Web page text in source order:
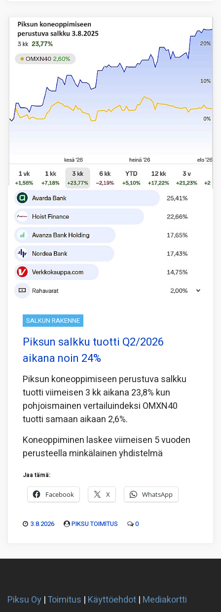
SALKUN RAKENNE
Piksun salkku tuotti Q2/2026
aikana noin 24%
Piksun koneoppimiseen perustuva salkku
tuotti viimeisen 3 kk aikana 23,8% kun
pohjoismainen vertailuindeksi OMXN40
tuotti samaan aikaan 2,6%.
Koneoppiminen laskee viimeisen 5 vuoden
perusteella minkälainen yhdistelmä
Jaa tämä:
Facebook X WhatsApp
3.8.2026 PIKSU TOIMITUS 0
Piksu Oy |Toimitus | Käyttöehdot | Mediakortti